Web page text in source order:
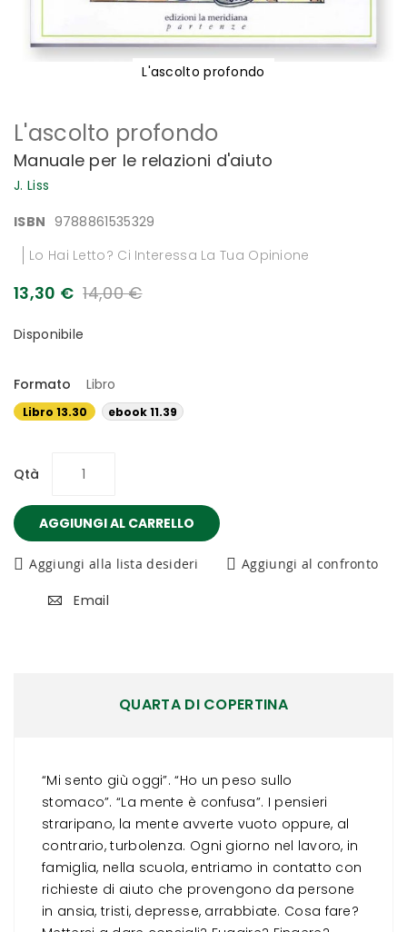
L'ascolto profondo
Manuale per le relazioni d'aiuto
J. Liss
ISBN 9788861535329
Lo Hai Letto? Ci Interessa La Tua Opinione
13,30 € 14,00 €
Disponibile
Formato Libro
Libro 13.30
ebook 11.39
Qtà
AGGIUNGI AL CARRELLO
Aggiungi alla lista desideri Aggiungi al confronto
Email
L'ascolto profondo
all'inizio
galleria
di
QUARTA DI COPERTINA
“Mi sento giù oggi”. “Ho un peso sullo
stomaco”. “La mente è confusa”. I pensieri
straripano, la mente avverte vuoto oppure, al
contrario, turbolenza. Ogni giorno nel lavoro, in
famiglia, nella scuola, entriamo in contatto con
richieste di aiuto che provengono da persone
in ansia, tristi, depresse, arrabbiate. Cosa fare?